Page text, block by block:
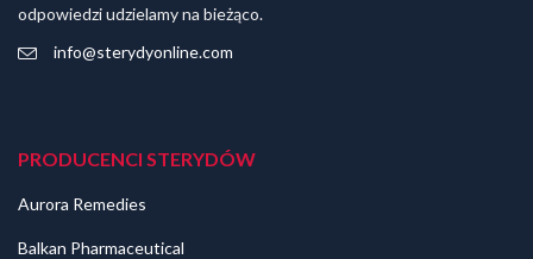
odpowiedzi udzielamy na bieżąco.
info@sterydyonline.com
PRODUCENCI STERYDÓW
Aurora Remedies
Balkan Pharmaceutical